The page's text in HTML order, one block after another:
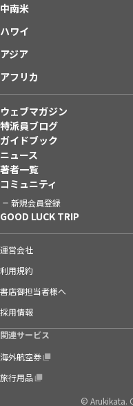
中南米
ハワイ
アジア
アフリカ
ウェブマガジン
特派員ブログ
ガイドブック
ニュース
著者一覧
コミュニティ
新規会員登録
GOOD LUCK TRIP
運営会社
利用規約
書店御担当者様へ
採用情報
関連サービス
海外航空券
旅行用品
© Arukikata.